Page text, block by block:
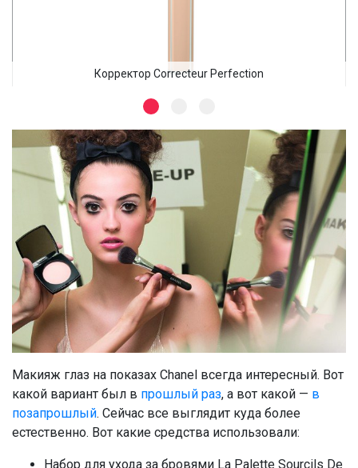
Корректор Correcteur Perfection
Макияж глаз на показах Chanel всегда интересный. Вот
какой вариант был в прошлый раз, а вот какой — в
позапрошлый. Сейчас все выглядит куда более
естественно. Вот какие средства использовали:
Набор для ухода за бровями La Palette Sourcils De